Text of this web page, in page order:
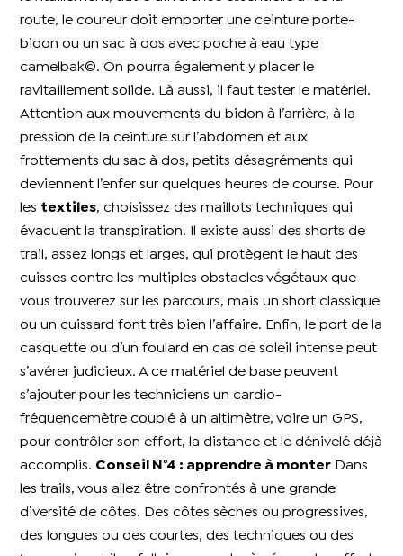
route, le coureur doit emporter une ceinture porte-
bidon ou un sac à dos avec poche à eau type
camelbak©. On pourra également y placer le
ravitaillement solide. Là aussi, il faut tester le matériel.
Attention aux mouvements du bidon à l’arrière, à la
pression de la ceinture sur l’abdomen et aux
frottements du sac à dos, petits désagréments qui
deviennent l’enfer sur quelques heures de course. Pour
les textiles, choisissez des maillots techniques qui
évacuent la transpiration. Il existe aussi des shorts de
trail, assez longs et larges, qui protègent le haut des
cuisses contre les multiples obstacles végétaux que
vous trouverez sur les parcours, mais un short classique
ou un cuissard font très bien l’affaire. Enfin, le port de la
casquette ou d’un foulard en cas de soleil intense peut
s’avérer judicieux. A ce matériel de base peuvent
s’ajouter pour les techniciens un cardio-
fréquencemètre couplé à un altimètre, voire un GPS,
pour contrôler son effort, la distance et le dénivelé déjà
accomplis. Conseil N°4 : apprendre à monter Dans
les trails, vous allez être confrontés à une grande
diversité de côtes. Des côtes sèches ou progressives,
des longues ou des courtes, des techniques ou des